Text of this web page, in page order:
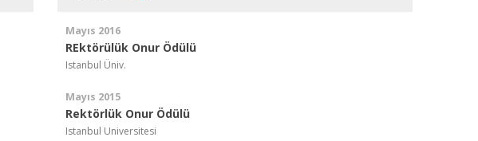
Mayıs 2016
REktörülük Onur Ödülü
Istanbul Üniv.
Mayıs 2015
Rektörlük Onur Ödülü
Istanbul Universitesi